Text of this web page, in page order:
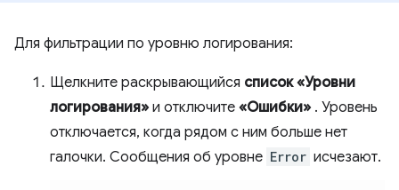
Для фильтрации по уровню логирования:
Щелкните раскрывающийся список «Уровни
логирования» и отключите «Ошибки» . Уровень
отключается, когда рядом с ним больше нет
галочки. Сообщения об уровне Error исчезают.